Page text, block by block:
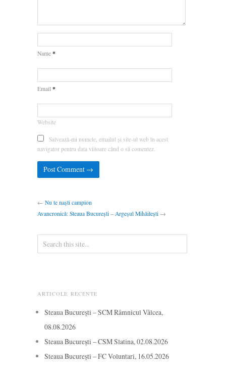
Name *
Email *
Website
Salvează-mi numele, emailul și site-ul web în acest
navigator pentru data viitoare când o să comentez.
← Nu te naști campion
Avancronică: Steaua București – Argeșul Mihăilești →
ARTICOLE RECENTE
Steaua București – SCM Râmnicul Vâlcea,
08.08.2026
Steaua București – CSM Slatina, 02.08.2026
Steaua București – FC Voluntari, 16.05.2026